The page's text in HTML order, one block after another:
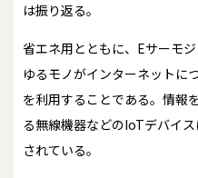
は振り返る。
省エネ用とともに、Eサーモ
ゆるモノがインターネットに
を利用することである。情報
る無線機器などのIoTデバイ
されている。